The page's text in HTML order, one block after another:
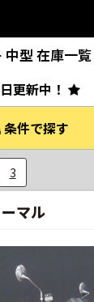
中型在庫一覧
更新中！
条件で探す
3
マル